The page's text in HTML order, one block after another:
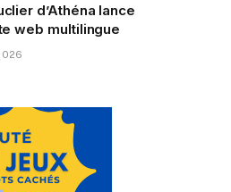
d’Athéna lance
web multilingue